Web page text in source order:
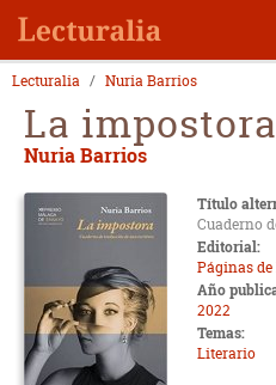
Lecturalia Nuria Barrios
La impostora
Nuria Barrios
Título
Cuaderno
Editorial:
Páginas
Año
2022
Temas:
Literario